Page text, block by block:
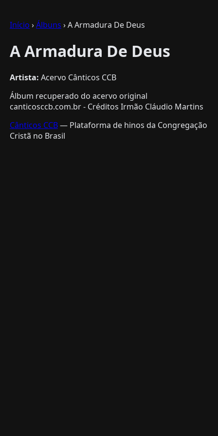
Início ›Álbuns › A Armadura De Deus
A Armadura De Deus
Artista: Acervo Cânticos CCB
Álbum recuperado do acervo original
canticosccb.com.br - Créditos Irmão Cláudio Martins
Cânticos CCB— Plataforma de hinos da Congregação
Cristã no Brasil